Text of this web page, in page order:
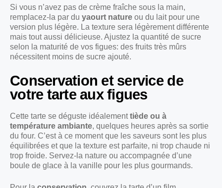
Si vous n’avez pas de crème fraîche sous la main,
remplacez-la par du yaourt nature ou du lait pour une
version plus légère. La texture sera légèrement différente
mais tout aussi délicieuse. Ajustez la quantité de sucre
selon la maturité de vos figues: des fruits très mûrs
nécessitent moins de sucre ajouté.
Conservation et service de
votre tarte aux figues
Cette tarte se déguste idéalementtiède ou à
température ambiante, quelques heures après sa sortie
du four. C’est à ce moment que les saveurs sont les plus
équilibrées et que la texture est parfaite, ni trop chaude ni
trop froide. Servez-la nature ou accompagnée d’une
boule de glace à la vanille pour les plus gourmands.